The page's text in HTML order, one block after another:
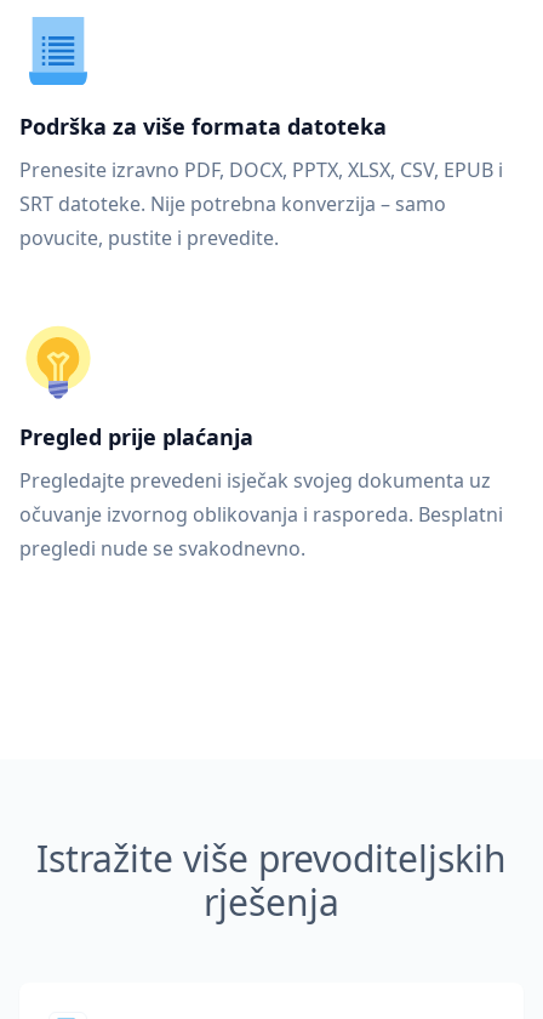
Podrška za više formata datoteka
Prenesite izravno PDF, DOCX, PPTX, XLSX, CSV, EPUB i
SRT datoteke. Nije potrebna konverzija – samo
povucite, pustite i prevedite.
Pregled prije plaćanja
Pregledajte prevedeni isječak svojeg dokumenta uz
očuvanje izvornog oblikovanja i rasporeda. Besplatni
pregledi nude se svakodnevno.
Istražite više prevoditeljskih
rješenja